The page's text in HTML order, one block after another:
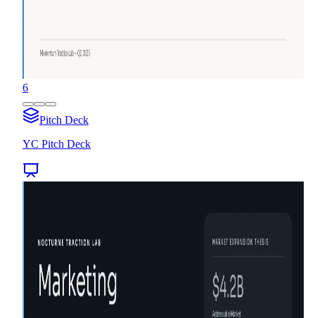
6
Pitch Deck
YC Pitch Deck